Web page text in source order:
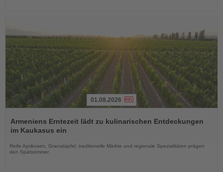
Sie
die
01.08.2026
Armeniens Erntezeit lädt zu kulinarischen Entdeckungen
im Kaukasus ein
Reife Aprikosen, Granatäpfel, traditionelle Märkte und regionale Spezialitäten prägen
den Spätsommer